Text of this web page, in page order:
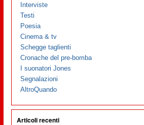
Interviste
Testi
Poesia
Cinema & tv
Schegge taglienti
Cronache del pre-bomba
I suonatori Jones
Segnalazioni
AltroQuando
Articoli recenti